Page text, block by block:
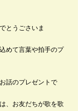
とうごさいま
めて言葉や拍手のプ
話のプレゼントで
、お友だちが歌を歌